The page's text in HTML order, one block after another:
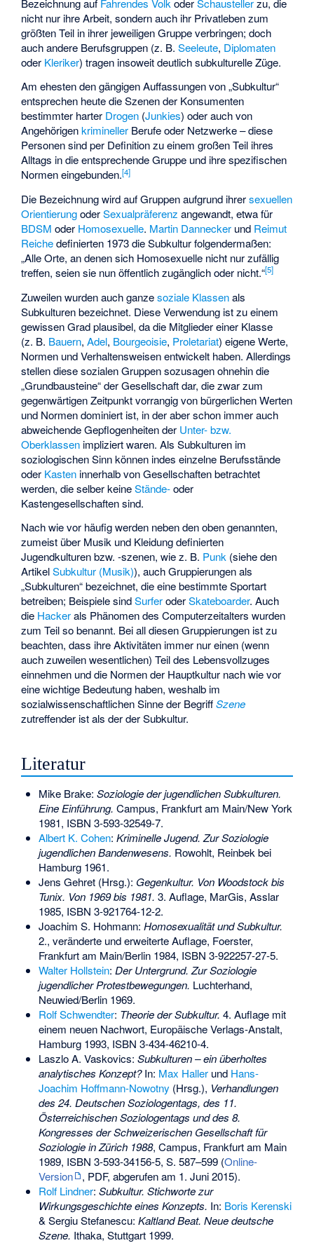
nicht nur ihre Arbeit, sondern auch ihr Privatleben zum
größten Teil in ihrer jeweiligen Gruppe verbringen; doch
auch andere Berufsgruppen (z. B.Seeleute, Diplomaten
oder Kleriker) tragen insoweit deutlich subkulturelle Züge.
Am ehesten den gängigen Auffassungen von „Subkultur“
entsprechen heute die Szenen der Konsumenten
bestimmter harter Drogen (Junkies) oder auch von
Angehörigenkrimineller Berufe oder Netzwerke – diese
Personen sind per Definition zu einem großen Teil ihres
Alltags in die entsprechende Gruppe und ihre spezifischen
Normen eingebunden.[4]
Die Bezeichnung wird auf Gruppen aufgrund ihrersexuellen
OrientierungoderSexualpräferenz angewandt, etwa für
BDSM oder Homosexuelle. Martin Dannecker und Reimut
Reichedefinierten 1973 die Subkultur folgendermaßen:
„Alle Orte, an denen sich Homosexuelle nicht nur zufällig
treffen, seien sie nun öffentlich zugänglich oder nicht.“[5]
Zuweilen wurden auch ganzesoziale Klassenals
Subkulturen bezeichnet. Diese Verwendung ist zu einem
gewissen Grad plausibel, da die Mitglieder einer Klasse
(z. B. Bauern,Adel, Bourgeoisie, Proletariat) eigene Werte,
Normen und Verhaltensweisen entwickelt haben. Allerdings
stellen diese sozialen Gruppen sozusagen ohnehin die
„Grundbausteine“ der Gesellschaft dar, die zwar zum
gegenwärtigen Zeitpunkt vorrangig von bürgerlichen Werten
und Normen dominiert ist, in der aber schon immer auch
abweichende Gepflogenheiten der Unter- bzw.
Oberklassen impliziert waren. Als Subkulturen im
soziologischen Sinn können indes einzelne Berufsstände
oder Kasten innerhalb von Gesellschaften betrachtet
werden, die selber keineStände-oder
Kastengesellschaften sind.
Nach wie vor häufig werden neben den oben genannten,
zumeist über Musik und Kleidung definierten
Jugendkulturen bzw. -szenen, wie z. B. Punk (siehe den
ArtikelSubkultur (Musik)), auch Gruppierungen als
„Subkulturen“ bezeichnet, die eine bestimmte Sportart
betreiben; Beispiele sindSurferoderSkateboarder. Auch
die Hackerals Phänomen des Computerzeitalters wurden
zum Teil so benannt. Bei all diesen Gruppierungen ist zu
beachten, dass ihre Aktivitäten immer nur einen (wenn
auch zuweilen wesentlichen) Teil des Lebensvollzuges
einnehmen und die Normen der Hauptkultur nach wie vor
eine wichtige Bedeutung haben, weshalb im
sozialwissenschaftlichen Sinne der BegriffSzene
zutreffender ist als der der Subkultur.
Literatur
Mike Brake: Soziologie der jugendlichen Subkulturen.
Eine Einführung. Campus, Frankfurt am Main/New York
1981, ISBN 3-593-32549-7.
Albert K. Cohen: Kriminelle Jugend. Zur Soziologie
jugendlichen Bandenwesens. Rowohlt, Reinbek bei
Hamburg 1961.
Jens Gehret (Hrsg.): Gegenkultur. Von Woodstock bis
Tunix. Von 1969 bis 1981. 3. Auflage, MarGis, Asslar
1985, ISBN 3-921764-12-2.
Joachim S. Hohmann: Homosexualität und Subkultur.
2., veränderte und erweiterte Auflage, Foerster,
Frankfurt am Main/Berlin 1984, ISBN 3-922257-27-5.
Walter Hollstein: Der Untergrund. Zur Soziologie
jugendlicher Protestbewegungen. Luchterhand,
Neuwied/Berlin 1969.
Rolf Schwendter: Theorie der Subkultur. 4. Auflage mit
einem neuen Nachwort, Europäische Verlags-Anstalt,
Hamburg 1993, ISBN 3-434-46210-4.
Laszlo A. Vaskovics: Subkulturen – ein überholtes
analytisches Konzept?In: Max Hallerund Hans-
Joachim Hoffmann-Nowotny (Hrsg.), Verhandlungen
des 24. Deutschen Soziologentags, des 11.
Österreichischen Soziologentags und des 8.
Kongresses der Schweizerischen Gesellschaft für
Soziologie in Zürich 1988, Campus, Frankfurt am Main
1989, ISBN 3-593-34156-5, S. 587–599 (Online-
Version
, PDF, abgerufen am 1. Juni 2015).
Rolf Lindner: Subkultur. Stichworte zur
Wirkungsgeschichte eines Konzepts. In: Boris Kerenski
& Sergiu Stefanescu: Kaltland Beat. Neue deutsche
Szene. Ithaka, Stuttgart 1999.